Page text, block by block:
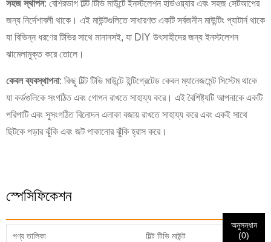
সহজ স্থাপন: বেশিরভাগ টিল্ট টিভি মাউন্টে ইনস্টলেশন হার্ডওয়্যার এবং সহজ সেটআপের
জন্য নির্দেশাবলী থাকে। এই মাউন্টগুলিতে সাধারণত একটি সর্বজনীন মাউন্টিং প্যাটার্ন থাকে
যা বিভিন্ন ধরণের টিভির সাথে মানানসই, যা DIY উৎসাহীদের জন্য ইনস্টলেশন
ঝামেলামুক্ত করে তোলে।
কেবল ব্যবস্থাপনা: কিছু টিল্ট টিভি মাউন্টে ইন্টিগ্রেটেড কেবল ম্যানেজমেন্ট সিস্টেম থাকে
যা কর্ডগুলিকে সংগঠিত এবং গোপন রাখতে সাহায্য করে। এই বৈশিষ্ট্যটি আপনাকে একটি
পরিপাটি এবং সুসংগঠিত বিনোদন এলাকা বজায় রাখতে সাহায্য করে এবং একই সাথে
ছিটকে পড়ার ঝুঁকি এবং জট পাকানোর ঝুঁকি হ্রাস করে।
স্পেসিফিকেশন
পণ্য তালিকা টিল্ট টিভি মাউন্ট
×
আপনার নিজস্ব পরিচয় নির্বাচন করুন
আপনার পরিচয় যাচাই করুন
আপনার বর্তমান কাজের ইমেল ঠিকানাটি লিখুন।
আমরা আপনার অনুরোধ পেয়েছি এবং আমরাযাচাই করুনতোমার জমা দেওয়া
অনুসন্ধান
(0)